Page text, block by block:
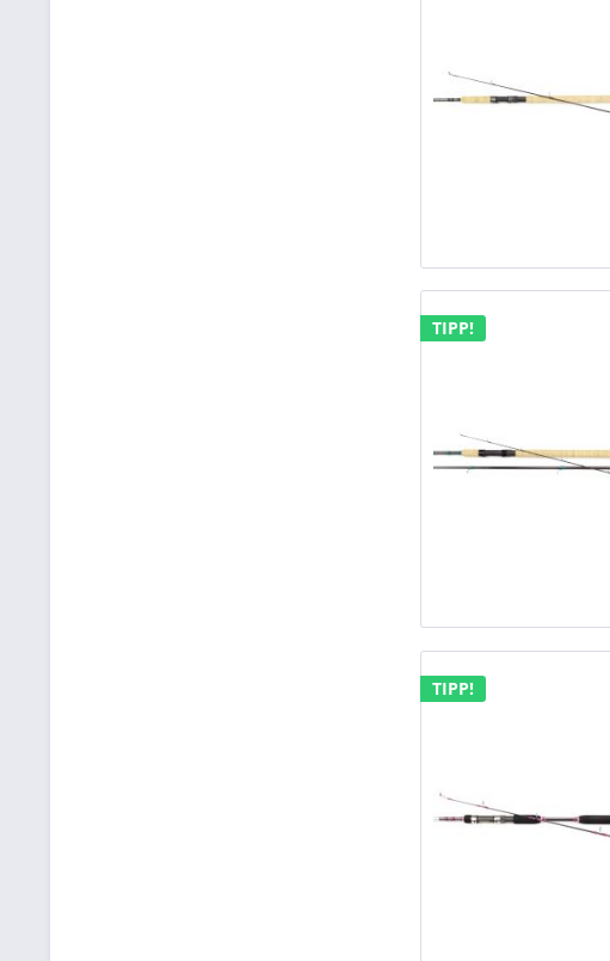
TIPP!
TIPP!